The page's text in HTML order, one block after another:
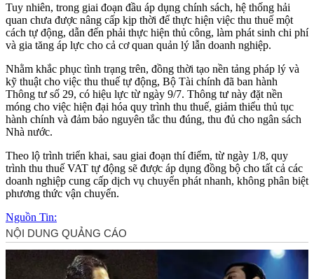
Tuy nhiên, trong giai đoạn đầu áp dụng chính sách, hệ thống hải
quan chưa được nâng cấp kịp thời để thực hiện việc thu thuế một
cách tự động, dẫn đến phải thực hiện thủ công, làm phát sinh chi phí
và gia tăng áp lực cho cả cơ quan quản lý lẫn doanh nghiệp.
Nhằm khắc phục tình trạng trên, đồng thời tạo nền tảng pháp lý và
kỹ thuật cho việc thu thuế tự động, Bộ Tài chính đã ban hành
Thông tư số 29, có hiệu lực từ ngày 9/7. Thông tư này đặt nền
móng cho việc hiện đại hóa quy trình thu thuế, giảm thiểu thủ tục
hành chính và đảm bảo nguyên tắc thu đúng, thu đủ cho ngân sách
Nhà nước.
Theo lộ trình triển khai, sau giai đoạn thí điểm, từ ngày 1/8, quy
trình thu thuế VAT tự động sẽ được áp dụng đồng bộ cho tất cả các
doanh nghiệp cung cấp dịch vụ chuyển phát nhanh, không phân biệt
phương thức vận chuyển.
Nguồn Tin: